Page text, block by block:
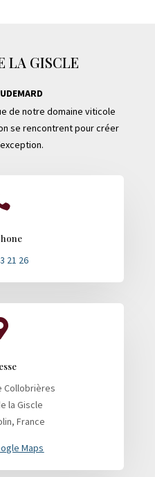
LA GISCLE
de notre domaine viticole
se rencontrent pour créer
21 26
Collobrières
la Giscle
France
Maps